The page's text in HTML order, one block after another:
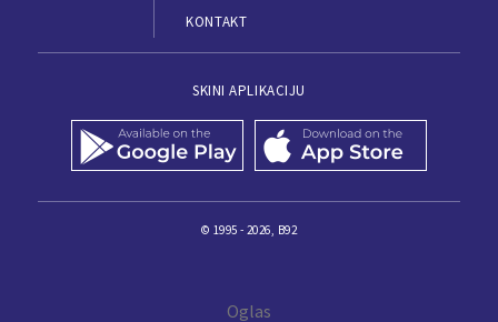
KONTAKT
SKINI APLIKACIJU
© 1995 - 2026, B92